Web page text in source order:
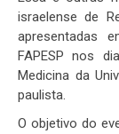
israelense de
apresentadas
FAPESP nos
Medicina da
paulista.
O objetivo do